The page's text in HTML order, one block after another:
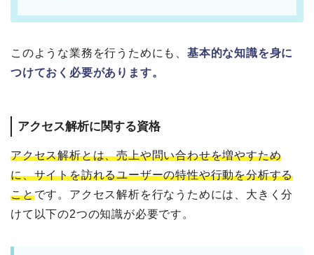
このような業務を行うためにも、 基本的な知識を身に
つけておく必要があります。
アクセス解析に関する資格
アクセス解析とは、売上や問い合わせを増やすため
に、サイトを訪れるユーザーの特性や行動を分析する
ことです。アクセス解析を行なうためには、大きく分
けて以下の2つの知識が必要です。